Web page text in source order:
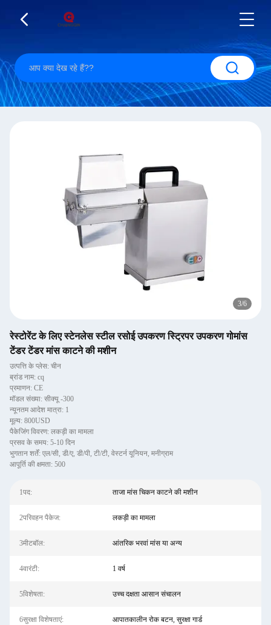
3/6
रेस्टोरेंट के लिए स्टेनलेस स्टील रसोई उपकरण स्ट्रिपर उपकरण गोमांस
टेंडर टेंडर मांस काटने की मशीन
उत्पत्ति के प्लेस: चीन
ब्रांड नाम: cq
प्रमाणन: CE
मॉडल संख्या: सीक्यू -300
न्यूनतम आदेश मात्रा: 1
मूल्य: 800USD
पैकेजिंग विवरण: लकड़ी का मामला
प्रसव के समय: 5-10 दिन
भुगतान शर्तें: एल/सी, डी/ए, डी/पी, टी/टी, वेस्टर्न यूनियन, मनीग्राम
आपूर्ति की क्षमता: 500
1पद: ताजा मांस चिकन काटने की मशीन
2परिवहन पैकेज: लकड़ी का मामला
3मीटबॉल: आंतरिक भरवां मांस या अन्य
4वारंटी: 1 वर्ष
5विशेषता: उच्च दक्षता आसान संचालन
6सुरक्षा विशेषताएं: आपातकालीन रोक बटन, सुरक्षा गार्ड